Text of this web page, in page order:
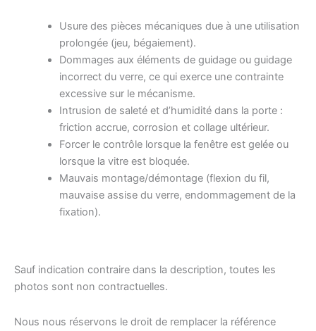
Usure des pièces mécaniques due à une utilisation
prolongée (jeu, bégaiement).
Dommages aux éléments de guidage ou guidage
incorrect du verre, ce qui exerce une contrainte
excessive sur le mécanisme.
Intrusion de saleté et d’humidité dans la porte :
friction accrue, corrosion et collage ultérieur.
Forcer le contrôle lorsque la fenêtre est gelée ou
lorsque la vitre est bloquée.
Mauvais montage/démontage (flexion du fil,
mauvaise assise du verre, endommagement de la
fixation).
Sauf indication contraire dans la description, toutes les
photos sont non contractuelles.
Nous nous réservons le droit de remplacer la référence